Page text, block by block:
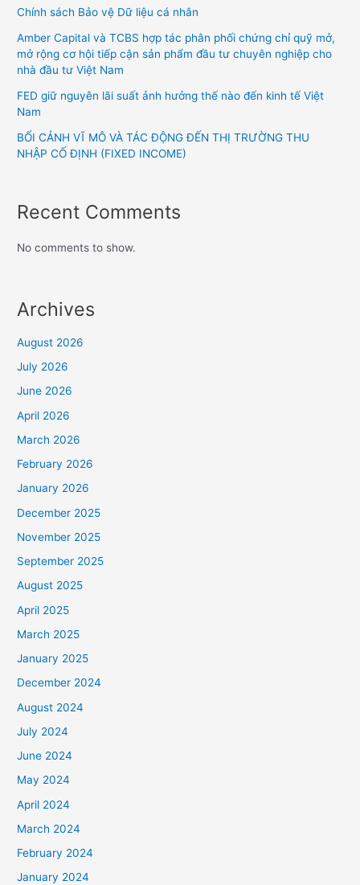
Chính sách Bảo vệ Dữ liệu cá nhân
Amber Capital và TCBS hợp tác phân phối chứng chỉ quỹ mở,
mở rộng cơ hội tiếp cận sản phẩm đầu tư chuyên nghiệp cho
nhà đầu tư Việt Nam
FED giữ nguyên lãi suất ảnh hưởng thế nào đến kinh tế Việt
Nam
BỐI CẢNH VĨ MÔ VÀ TÁC ĐỘNG ĐẾN THỊ TRƯỜNG THU
NHẬP CỐ ĐỊNH (FIXED INCOME)
Recent Comments
No comments to show.
Archives
August 2026
July 2026
June 2026
April 2026
March 2026
February 2026
January 2026
December 2025
November 2025
September 2025
August 2025
April 2025
March 2025
January 2025
December 2024
August 2024
July 2024
June 2024
May 2024
April 2024
March 2024
February 2024
January 2024